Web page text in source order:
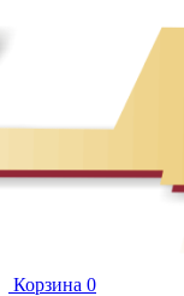
Корзина 0